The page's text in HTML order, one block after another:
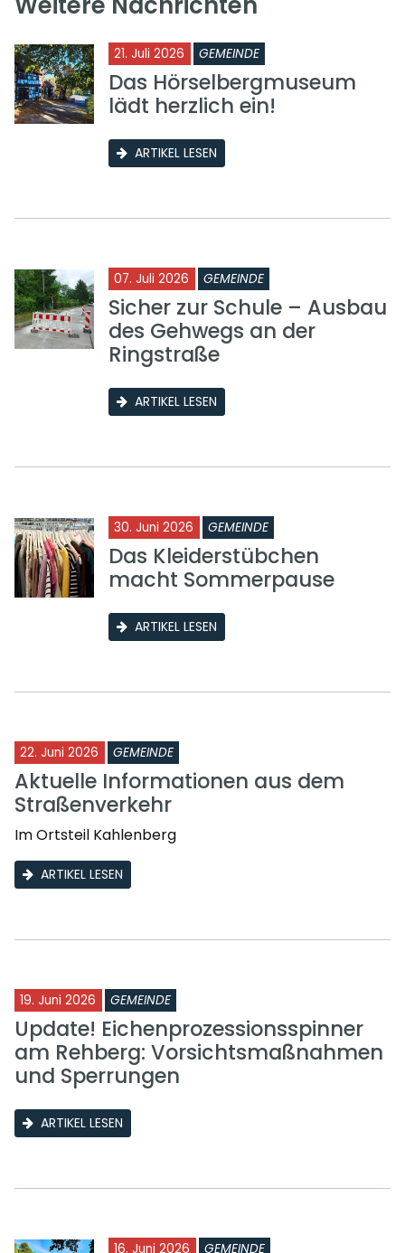
21. Juli 2026 GEMEINDE
Das Hörselbergmuseum
lädt herzlich ein!
ARTIKEL LESEN
07. Juli 2026 GEMEINDE
Sicher zur Schule – Ausbau
des Gehwegs an der
Ringstraße
ARTIKEL LESEN
30. Juni 2026 GEMEINDE
Das Kleiderstübchen
macht Sommerpause
ARTIKEL LESEN
22. Juni 2026 GEMEINDE
Aktuelle Informationen aus dem
Straßenverkehr
Im Ortsteil Kahlenberg
ARTIKEL LESEN
19. Juni 2026 GEMEINDE
Update! Eichenprozessionsspinner
am Rehberg: Vorsichtsmaßnahmen
und Sperrungen
ARTIKEL LESEN
16. Juni 2026 GEMEINDE